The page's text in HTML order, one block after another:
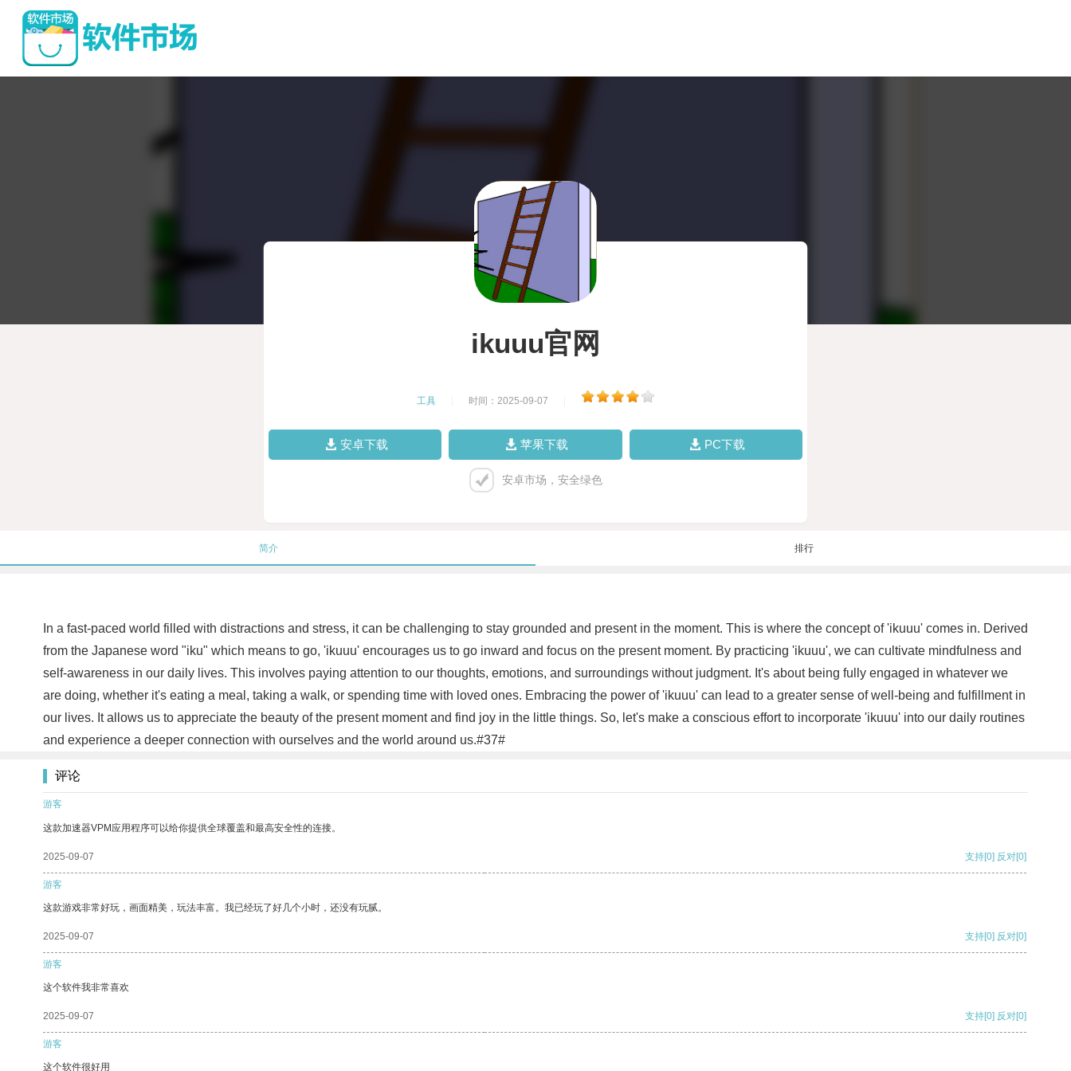
ikuuu官网
工具 时间：2025-09-07
安卓下载 苹果下载 PC下载
安卓市场，安全绿色
简介 排行
In a fast-paced world filled with distractions and stress, it can be challenging to stay grounded and present in the moment. This is where the concept of 'ikuuu' comes in. Derived
from the Japanese word "iku" which means to go, 'ikuuu' encourages us to go inward and focus on the present moment. By practicing 'ikuuu', we can cultivate mindfulness and
self-awareness in our daily lives. This involves paying attention to our thoughts, emotions, and surroundings without judgment. It's about being fully engaged in whatever we
are doing, whether it's eating a meal, taking a walk, or spending time with loved ones. Embracing the power of 'ikuuu' can lead to a greater sense of well-being and fulfillment in
our lives. It allows us to appreciate the beauty of the present moment and find joy in the little things. So, let's make a conscious effort to incorporate 'ikuuu' into our daily routines
and experience a deeper connection with ourselves and the world around us.#37#
评论
游客
这款加速器VPM应用程序可以给你提供全球覆盖和最高安全性的连接。
2025-09-07 支持[0] 反对[0]
游客
这款游戏非常好玩，画面精美，玩法丰富。我已经玩了好几个小时，还没有玩腻。
2025-09-07 支持[0] 反对[0]
游客
这个软件我非常喜欢
2025-09-07 支持[0] 反对[0]
游客
这个软件很好用